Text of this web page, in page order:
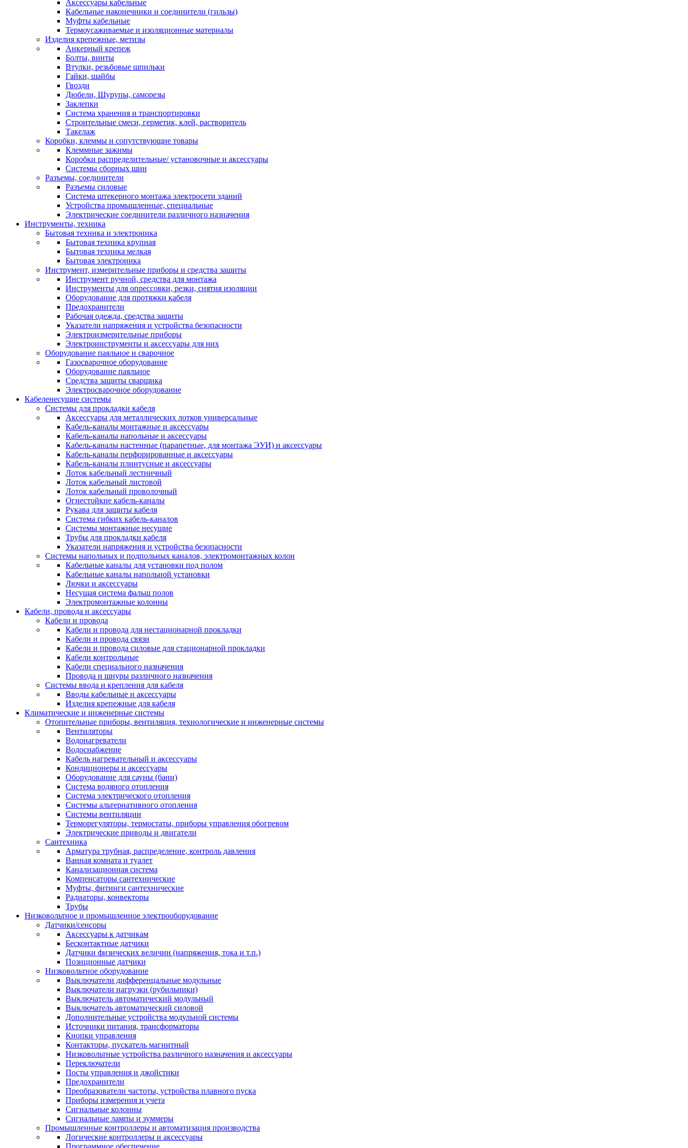
Аксессуары кабельные
Кабельные наконечники и соединители (гильзы)
Муфты кабельные
Термоусаживаемые и изоляционные материалы
Изделия крепежные, метизы
Анкерный крепеж
Болты, винты
Втулки, резьбовые шпильки
Гайки, шайбы
Гвозди
Дюбели, Шурупы, саморезы
Заклепки
Система хранения и транспортировки
Строительные смеси, герметик, клей, растворитель
Такелаж
Коробки, клеммы и сопутствующие товары
Клеммные зажимы
Коробки распределительные/ установочные и аксессуары
Системы сборных шин
Разъемы, соединители
Разъемы силовые
Система штекерного монтажа электросети зданий
Устройства промышленные, специальные
Электрические соединители различного назначения
Инструменты, техника
Бытовая техника и электроника
Бытовая техника крупная
Бытовая техника мелкая
Бытовая электроника
Инструмент, измерительные приборы и средства защиты
Инструмент ручной, средства для монтажа
Инструменты для опрессовки, резки, снятия изоляции
Оборудование для протяжки кабеля
Предохранители
Рабочая одежда, средства защиты
Указатели напряжения и устройства безопасности
Электроизмерительные приборы
Электроинструменты и аксессуары для них
Оборудование паяльное и сварочное
Газосварочное оборудование
Оборудование паяльное
Средства защиты сварщика
Электросварочное оборудование
Кабеленесущие системы
Системы для прокладки кабеля
Аксессуары для металлических лотков универсальные
Кабель-каналы монтажные и аксессуары
Кабель-каналы напольные и аксессуары
Кабель-каналы настенные (парапетные, для монтажа ЭУИ) и аксессуары
Кабель-каналы перфорированные и аксессуары
Кабель-каналы плинтусные и аксессуары
Лоток кабельный лестничный
Лоток кабельный листовой
Лоток кабельный проволочный
Огнестойкие кабель-каналы
Рукава для защиты кабеля
Система гибких кабель-каналов
Системы монтажные несущие
Трубы для прокладки кабеля
Указатели напряжения и устройства безопасности
Системы напольных и подпольных каналов, электромонтажных колон
Кабельные каналы для установки под полом
Кабельные каналы напольной установки
Лючки и аксессуары
Несущая система фальш полов
Электромонтажные колонны
Кабели, провода и аксессуары
Кабели и провода
Кабели и провода для нестационарной прокладки
Кабели и провода связи
Кабели и провода силовые для стационарной прокладки
Кабели контрольные
Кабели специального назначения
Провода и шнуры различного назначения
Системы ввода и крепления для кабеля
Вводы кабельные и аксессуары
Изделия крепежные для кабеля
Климатические и инженерные системы
Отопительные приборы, вентиляция, технологические и инженерные системы
Вентиляторы
Водонагреватели
Водоснабжение
Кабель нагревательный и аксессуары
Кондиционеры и аксессуары
Оборудование для сауны (бани)
Система водяного отопления
Система электрического отопления
Системы альтернативного отопления
Системы вентиляции
Терморегуляторы, термостаты, приборы управления обогревом
Электрические приводы и двигатели
Сантехника
Арматура трубная, распределение, контроль давления
Ванная комната и туалет
Канализационная система
Компенсаторы сантехнические
Муфты, фитинги сантехнические
Радиаторы, конвекторы
Трубы
Низковольтное и промышленное электрооборудование
Датчики/сенсоры
Аксессуары к датчикам
Бесконтактные датчики
Датчики физических величин (напряжения, тока и т.п.)
Позиционные датчики
Низковольтное оборудование
Выключатели дифференцальные модульные
Выключатели нагрузки (рубильники)
Выключатель автоматический модульный
Выключатель автоматический силовой
Дополнительные устройства модульной системы
Источники питания, трансформаторы
Кнопки управления
Контакторы, пускатель магнитный
Низковольтные устройства различного назначения и аксессуары
Переключатели
Посты управления и джойстики
Предохранители
Преобразователи частоты, устройства плавного пуска
Приборы измерения и учета
Сигнальные колонны
Сигнальные лампы и зуммеры
Промышленные контроллеры и автоматизация производства
Логические контроллеры и аксессуары
Программное обеспечение